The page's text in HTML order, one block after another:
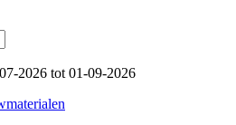
2026 tot 01-09-2026